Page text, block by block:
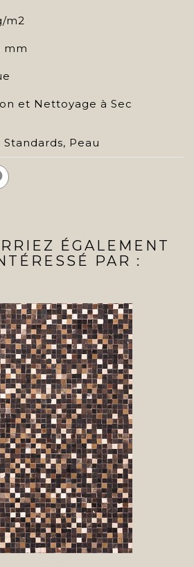
m2
mm
et Nettoyage à Sec
Standards, Peau
ÉGALEMENT
PAR :